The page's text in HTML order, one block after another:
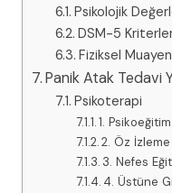
Psikolojik
DSM-5
Fiziksel
Panik Atak Tedavi
Psikoterapi
1. Psikoeğitim
2. Öz İzleme
3. Nefes
4. Üstüne